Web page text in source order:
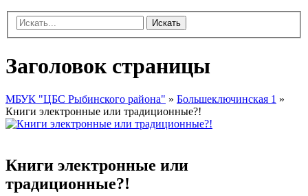
Искать
Заголовок страницы
МБУК "ЦБС Рыбинского района" » Большеключинская 1 »
Книги электронные или традиционные?!
Книги электронные или
традиционные?!